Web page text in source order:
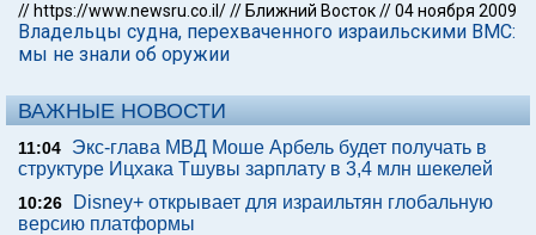
// https://www.newsru.co.il/// Ближний Восток//04 ноября 2009
Владельцы судна, перехваченного израильскими ВМС:
мы не знали об оружии
ВАЖНЫЕ НОВОСТИ
11:04
Экс-глава МВД Моше Арбель будет получать в
структуре Ицхака Тшувы зарплату в 3,4 млн шекелей
10:26
Disney+ открывает для израильтян глобальную
версию платформы